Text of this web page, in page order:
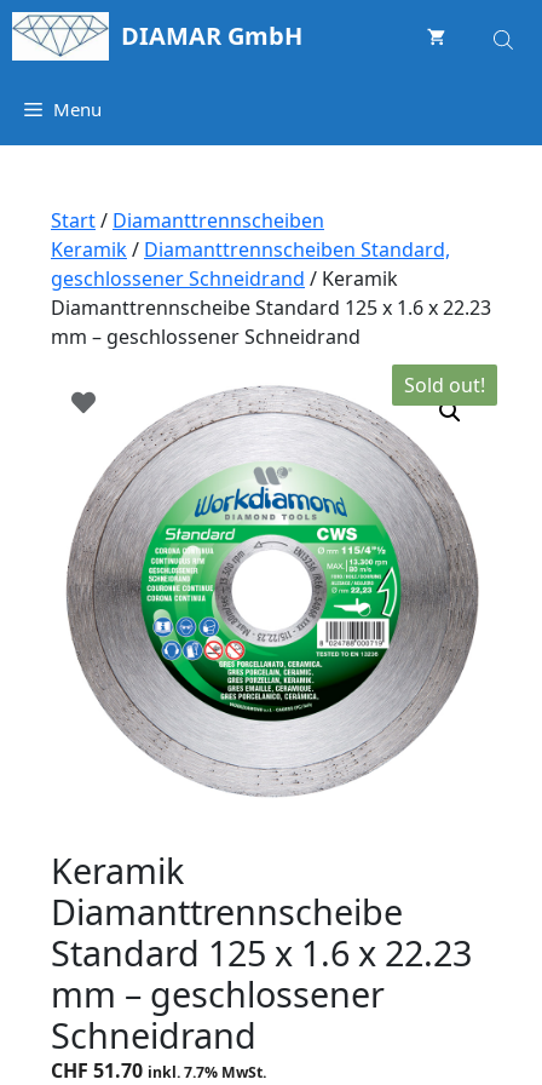
Springe
zum
DIAMAR GmbH
Menu
Start/ Diamanttrennscheiben
Keramik/ Diamanttrennscheiben Standard,
geschlossener Schneidrand / Keramik
Diamanttrennscheibe Standard 125 x 1.6 x 22.23
mm – geschlossener Schneidrand
Sold out!
Keramik
Diamanttrennscheibe
Standard 125 x 1.6 x 22.23
mm – geschlossener
Schneidrand
CHF 51.70 inkl. 7.7% MwSt.